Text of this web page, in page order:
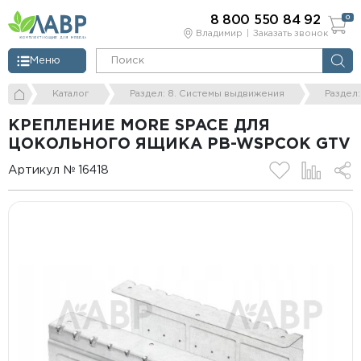
Владимир Заказать звонок
Меню
8 800 550 84 92 0
Каталог Раздел: 8. Системы выдвижения
КРЕПЛЕНИЕ MORE SPACE ДЛЯ
ЦОКОЛЬНОГО ЯЩИКА PB-WSPCOK GTV
Артикул № 16418